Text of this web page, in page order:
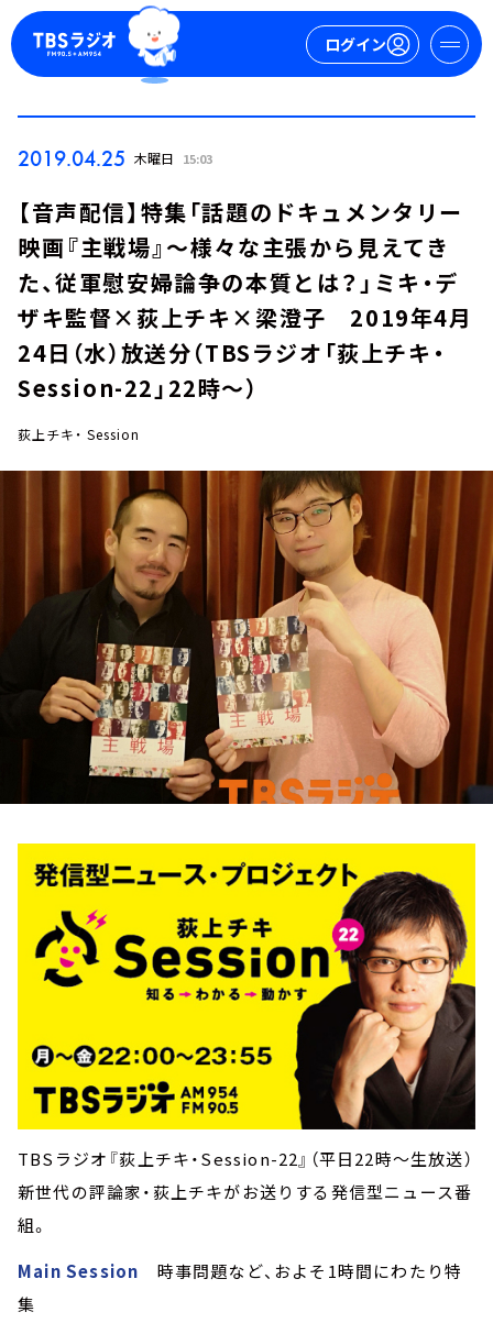
ログイン
今日の番組表
週間番組表
TBS Podcast
お知らせ
イベント・グッズ
YouTube
会社情報
2019.04.25 木曜日 15:03
【音声配信】特集「話題のドキュメンタリー
映画『主戦場』～様々な主張から見えてき
た、従軍慰安婦論争の本質とは？」ミキ・デ
ザキ監督×荻上チキ×梁澄子 2019年4月
24日（水）放送分（TBSラジオ「荻上チキ・
Session-22」22時～）
荻上チキ・ Session
TBSラジオ『荻上チキ・Session-22』（平日22時～生放送）
新世代の評論家・荻上チキがお送りする発信型ニュース番
組。
Main Session 時事問題など、およそ1時間にわたり特
集